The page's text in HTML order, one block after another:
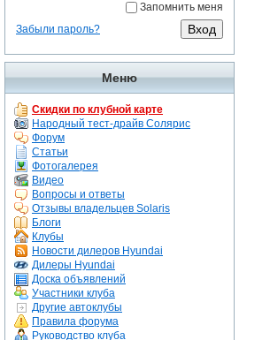
Запомнить меня
Забыли пароль?
Меню
Скидки по клубной карте
Народный тест-драйв Солярис
Форум
Статьи
Фотогалерея
Видео
Вопросы и ответы
Отзывы владельцев Solaris
Блоги
Клубы
Новости дилеров Hyundai
Дилеры Hyundai
Доска объявлений
Участники клуба
Другие автоклубы
Правила форума
Руководство клуба